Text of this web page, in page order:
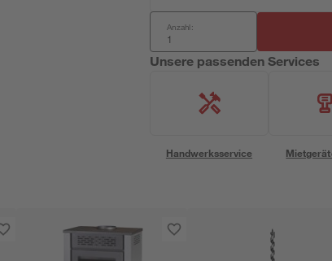
Anzahl:
Unsere passenden Services
Handwerksservice